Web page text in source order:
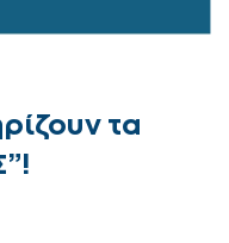
τα